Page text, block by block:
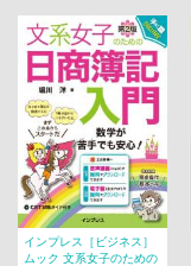
インプレス［ビジネス］
ムック 文系女子のための